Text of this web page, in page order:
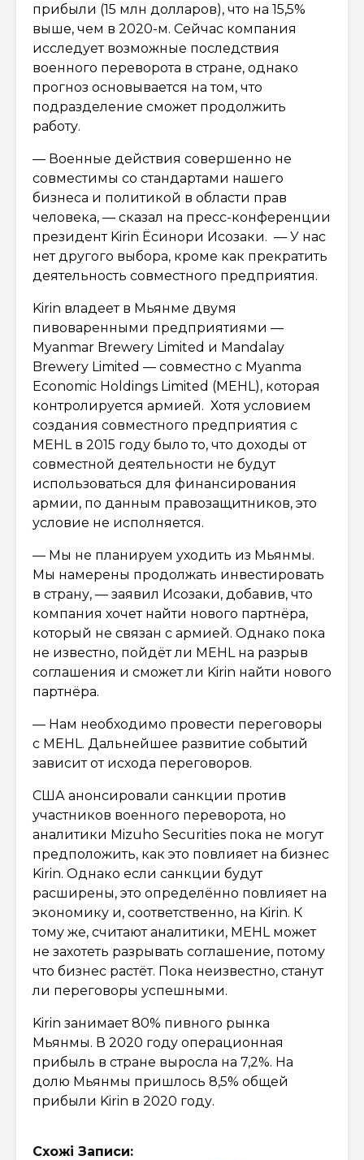
прибыли (15 млн долларов), что на 15,5%
выше, чем в 2020-м. Сейчас компания
исследует возможные последствия
военного переворота в стране, однако
прогноз основывается на том, что
подразделение сможет продолжить
работу.
— Военные действия совершенно не
совместимы со стандартами нашего
бизнеса и политикой в области прав
человека, — сказал на пресс-конференции
президент Kirin Ёсинори Исозаки. — У нас
нет другого выбора, кроме как прекратить
деятельность совместного предприятия.
Kirin владеет в Мьянме двумя
пивоваренными предприятиями —
Myanmar Brewery Limited и Mandalay
Brewery Limited — совместно с Myanma
Economic Holdings Limited (MEHL), которая
контролируется армией. Хотя условием
создания совместного предприятия с
MEHL в 2015 году было то, что доходы от
совместной деятельности не будут
использоваться для финансирования
армии, по данным правозащитников, это
условие не исполняется.
— Мы не планируем уходить из Мьянмы.
Мы намерены продолжать инвестировать
в страну, — заявил Исозаки, добавив, что
компания хочет найти нового партнёра,
который не связан с армией. Однако пока
не известно, пойдёт ли MEHL на разрыв
соглашения и сможет ли Kirin найти нового
партнёра.
— Нам необходимо провести переговоры
с MEHL. Дальнейшее развитие событий
зависит от исхода переговоров.
США анонсировали санкции против
участников военного переворота, но
аналитики Mizuho Securities пока не могут
предположить, как это повлияет на бизнес
Kirin. Однако если санкции будут
расширены, это определённо повлияет на
экономику и, соответственно, на Kirin. К
тому же, считают аналитики, MEHL может
не захотеть разрывать соглашение, потому
что бизнес растёт. Пока неизвестно, станут
ли переговоры успешными.
Kirin занимает 80% пивного рынка
Мьянмы. В 2020 году операционная
прибыль в стране выросла на 7,2%. На
долю Мьянмы пришлось 8,5% общей
прибыли Kirin в 2020 году.
Схожі Записи: